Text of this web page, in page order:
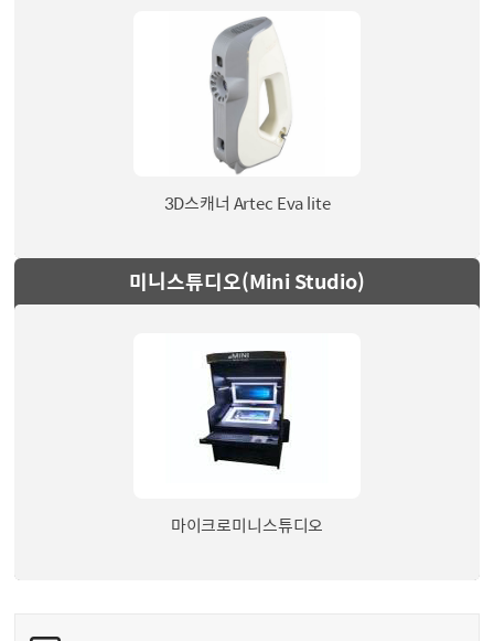
3D스캐너 Artec Eva lite
미니스튜디오(Mini Studio)
마이크로미니스튜디오